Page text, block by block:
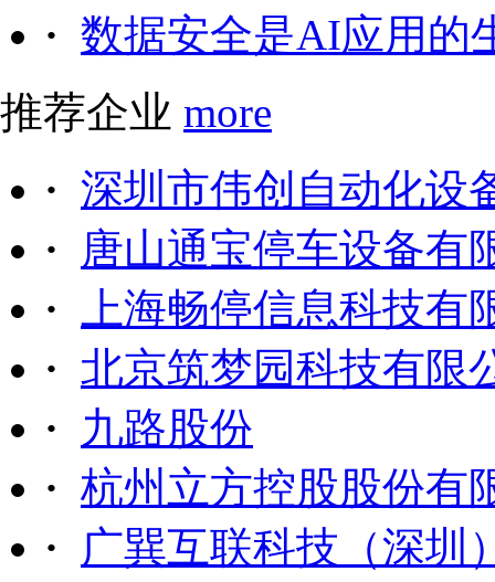
· 数据安全是AI应用的
推荐企业 more
· 深圳市伟创自动化设
·
唐山通宝停车设备有
·
上海畅停信息科技有
· 北京筑梦园科技有限
·
九路股份
· 杭州立方控股股份有
·
广巽互联科技（深圳